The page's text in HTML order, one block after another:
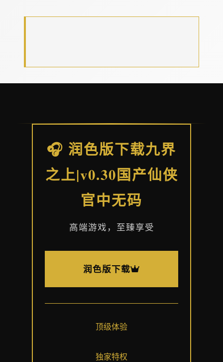
🎧 润色版下载九界
之上|v0.30国产仙侠
官中无码
高端游戏，至臻享受
润色版下载
顶级体验
独家特权